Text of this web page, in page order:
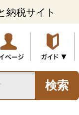
納税サイト
検索